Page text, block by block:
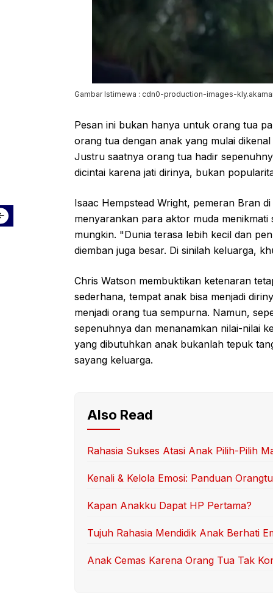
Gambar Istimewa : cdn0-production-images-
Pesan ini bukan hanya untuk orang tua
orang tua dengan anak yang mulai
Justru saatnya orang tua hadir
dicintai karena jati dirinya, bukan
Isaac Hempstead Wright, pemeran Bran
menyarankan para aktor muda
mungkin. "Dunia terasa lebih kecil dan
diemban juga besar. Di sinilah keluarga,
Chris Watson membuktikan ketenaran
sederhana, tempat anak bisa menjadi
menjadi orang tua sempurna. Namun,
sepenuhnya dan menanamkan nilai-nilai
yang dibutuhkan anak bukanlah tepuk
sayang keluarga.
Also Read
Rahasia Sukses Atasi Anak Pilih-Pilih
Kenali & Kelola Emosi: Panduan
Kapan Anakku Dapat HP Pertama?
Tujuh Rahasia Mendidik Anak Berhati
Anak Cemas Karena Orang Tua Tak